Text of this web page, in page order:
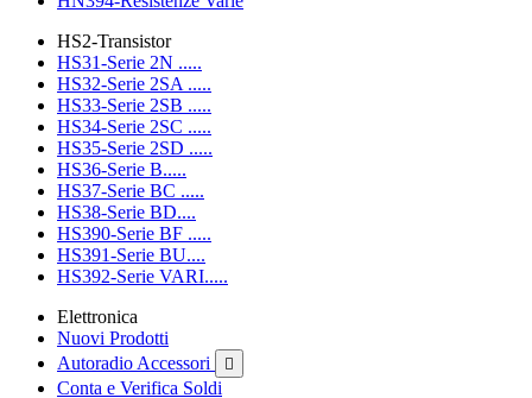
HS2-Transistor
HS31-Serie 2N .....
HS32-Serie 2SA .....
HS33-Serie 2SB .....
HS34-Serie 2SC .....
HS35-Serie 2SD .....
HS36-Serie B.....
HS37-Serie BC .....
HS38-Serie BD....
HS390-Serie BF .....
HS391-Serie BU....
HS392-Serie VARI.....
Elettronica
Nuovi Prodotti
Autoradio Accessori

Conta e Verifica Soldi